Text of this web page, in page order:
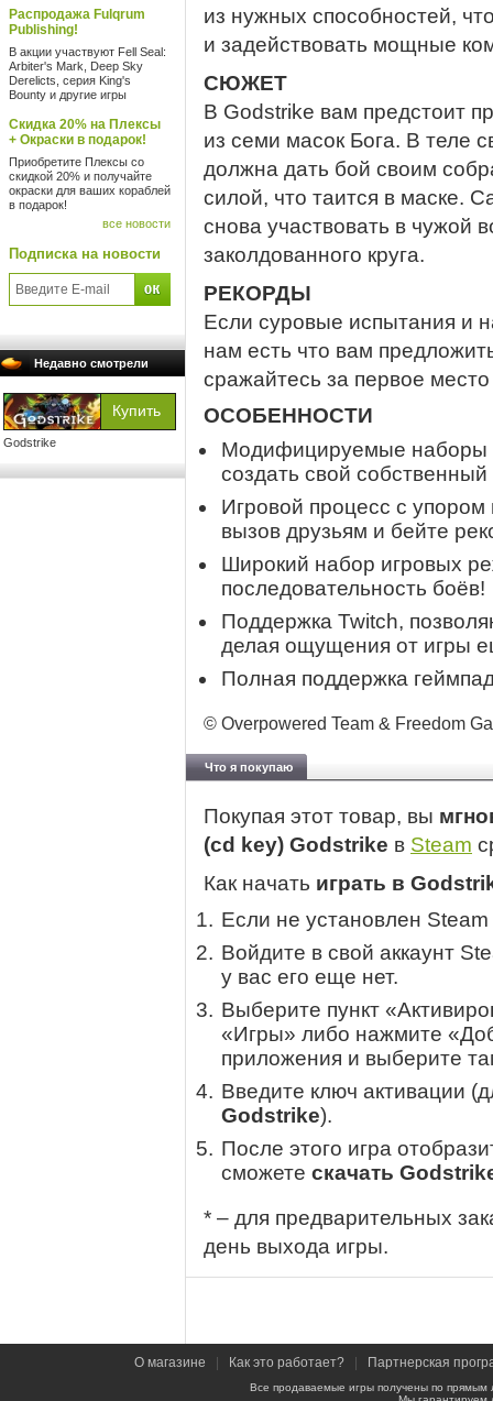
Распродажа Fulqrum
Publishing!
В акции участвуют Fell Seal:
Arbiter's Mark, Deep Sky
Derelicts, серия King's
Bounty и другие игры
Скидка 20% на Плексы
+ Окраски в подарок!
Приобретите Плексы со
скидкой 20% и получайте
окраски для ваших кораблей
в подарок!
все новости
Подписка на новости
Недавно смотрели
Godstrike
из нужных способностей,
и задействовать мощные
СЮЖЕТ
В Godstrike вам предстоит
из семи масок Бога. В теле
должна дать бой своим
силой, что таится в маске.
снова участвовать в чужой
заколдованного круга.
РЕКОРДЫ
Если суровые испытания и
нам есть что вам
сражайтесь за первое
ОСОБЕННОСТИ
Модифицируемые наборы
создать свой собственный
Игровой процесс с
вызов друзьям и бейте
Широкий набор игровых
последовательность боёв!
Поддержка Twitch,
делая ощущения от игры
Полная поддержка
© Overpowered Team & Freedom
Что я покупаю
Покупая этот товар, вы
(cd key) Godstrike в Steam
Как начать играть в
Если не установлен
Войдите в свой аккаунт
у вас его еще нет.
Выберите пункт
«Игры» либо нажмите
приложения и выберите
Введите ключ активации
Godstrike).
После этого игра
сможете скачать
* – для предварительных
день выхода игры.
О магазине Как это работает? Партнерская
Все продаваемые игры получены по